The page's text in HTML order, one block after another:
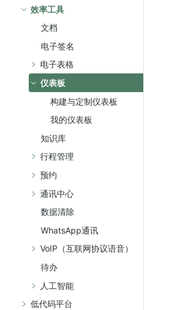
效率工具
文档
电子签名
电子表格
仪表板
构建与定制仪表板
我的仪表板
知识库
行程管理
预约
通讯中心
数据清除
WhatsApp通讯
VoIP（互联网协议语音）
待办
人工智能
低代码平台